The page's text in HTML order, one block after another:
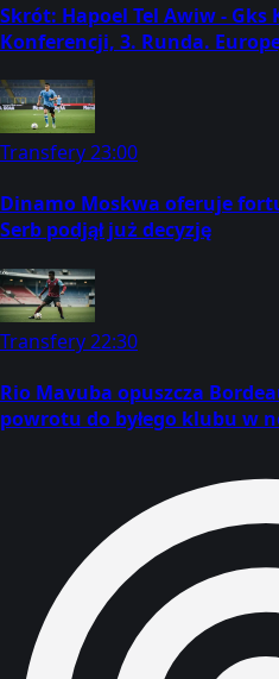
Skrót: Hapoel Tel Awiw -
Konferencji, 3. Runda.
Transfery23:00
Dinamo Moskwa oferuje
Serb podjął już decyzję
Transfery22:30
Rio Mavuba opuszcza
powrotu do byłego klubu w